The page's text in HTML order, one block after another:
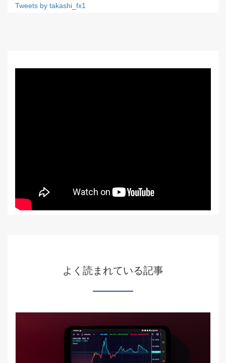
Tweets by takashi_fx1
よく読まれている記事